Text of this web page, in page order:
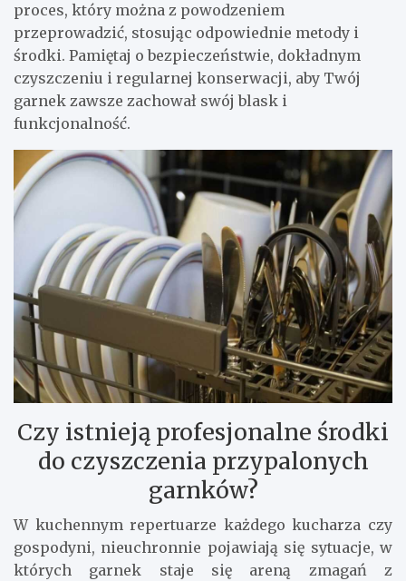
proces, który można z powodzeniem
przeprowadzić, stosując odpowiednie metody i
środki. Pamiętaj o bezpieczeństwie, dokładnym
czyszczeniu i regularnej konserwacji, aby Twój
garnek zawsze zachował swój blask i
funkcjonalność.
Czy istnieją profesjonalne środki
do czyszczenia przypalonych
garnków?
W kuchennym repertuarze każdego kucharza czy
gospodyni, nieuchronnie pojawiają się sytuacje, w
których garnek staje się areną zmagań z